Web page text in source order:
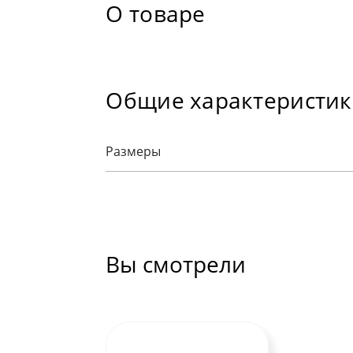
О товаре
Общие
Размеры
Вы смотрели